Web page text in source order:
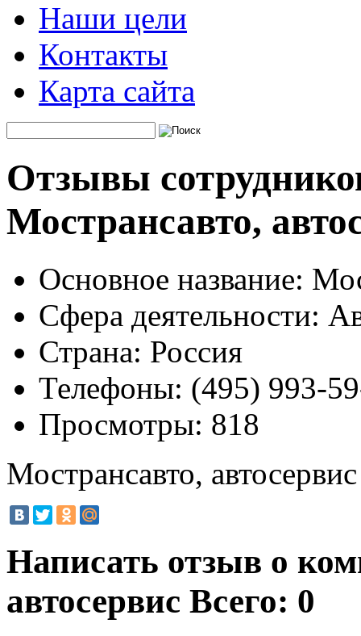
Наши цели
Контакты
Карта сайта
Отзывы
Мострансавто,
Основное название:
Сфера деятельности:
Страна: Россия
Телефоны: (495) 993-
Просмотры: 818
Мострансавто, автосервис
Написать отзыв о
автосервис Всего: 0